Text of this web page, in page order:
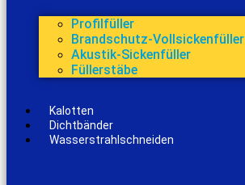
Profilfüller
Brandschutz-Vollsickenfüller
Akustik-Sickenfüller
Füllerstäbe
Kalotten
Dichtbänder
Wasserstrahlschneiden